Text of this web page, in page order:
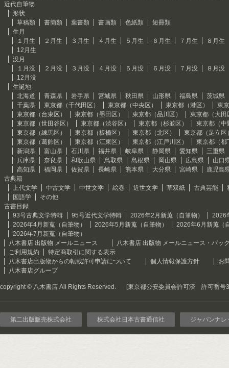
近代自筆物
形状
草稿類
書簡類 葉書類 書画類 色紙類
短冊類
生月
１月生
２月生 ３月生 ４月生 ５月生 ６月生 ７月生
８月生
12月生
没月
１月没
２月没 ３月没 ４月没 ５月没 ６月没 ７月没
８月没
12月没
生誕地
北海道
青森県 岩手県 宮城県 秋田県 山形県 福島県
茨城県
千葉県
東京都（千代田区） 東京都（中央区） 東京都（港区）
東
東京都（台東区）
東京都（墨田区） 東京都（品川区）
東京都（大田
東京都（世田谷区）
東京都（渋谷区） 東京都（杉並区）
東京都（中
東京都（練馬区）
東京都（板橋区） 東京都（北区）
東京都（足立区
東京都（葛飾区）
東京都（江東区） 東京都（江戸川区）
東京都（都
新潟県
富山県 石川県 福井県 岐阜県 静岡県 愛知県
三重県
兵庫県
奈良県 和歌山県 鳥取県 島根県 岡山県 広島県
山口
高知県
福岡県 佐賀県 長崎県 熊本県 大分県 宮崎県
鹿児島
古典籍
上代文学
中古文学 中世文学 絵巻 近世文学 草双紙 古典芸能
国語学
その他
古書目録
93号古典文学特輯
95号近代文学特輯 2026年2月新蒐（自筆物）
2026
2026年4月新蒐（自筆物）
2026年5月新蒐（自筆物）
2026年6月新蒐（
2026年7月新蒐（自筆物）
八木書店 出版物 メールニュース
八木書店 出版物 メールニュース・バッ
ご利用規約
特定商取引に関する表示
八木書店出版物からの転載許可申請について
個人情報保護方針
お
八木書店グループ
copyright © 八木書店 All Rights Reserved. [東京都公安委員会許可済 許可番号
第二出版販売株式会社 株式会社日本古書通信社 ジャパンナレ